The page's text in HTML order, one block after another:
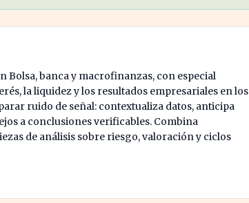
Bolsa, banca y macrofinanzas, con especial
la liquidez y los resultados empresariales en los
ruido de señal: contextualiza datos, anticipa
a conclusiones verificables. Combina
de análisis sobre riesgo, valoración y ciclos